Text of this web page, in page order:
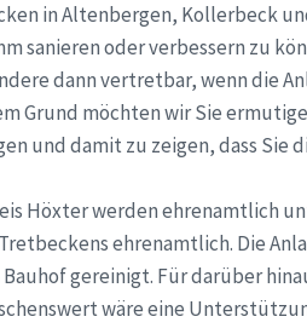
in Altenbergen, Kollerbeck
sanieren oder verbessern zu
dann vertretbar, wenn die
Grund möchten wir Sie
und damit zu zeigen, dass Sie
Höxter werden ehrenamtlich
ehrenamtlich. Die
gereinigt. Für darüber
wäre eine